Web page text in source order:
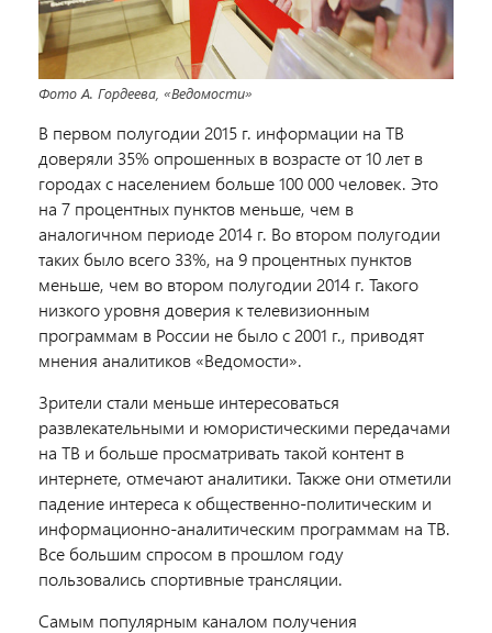
Фото А. Гордеева, «Ведомости»
В первом полугодии 2015 г. информации на ТВ
доверяли 35% опрошенных в возрасте от 10 лет в
городах с населением больше 100 000 человек. Это
на 7 процентных пунктов меньше, чем в
аналогичном периоде 2014 г. Во втором полугодии
таких было всего 33%, на 9 процентных пунктов
меньше, чем во втором полугодии 2014 г. Такого
низкого уровня доверия к телевизионным
программам в России не было с 2001 г., приводят
мнения аналитиков «Ведомости».
Зрители стали меньше интересоваться
развлекательными и юмористическими передачами
на ТВ и больше просматривать такой контент в
интернете, отмечают аналитики. Также они отметили
падение интереса к общественно-политическим и
информационно-аналитическим программам на ТВ.
Все большим спросом в прошлом году
пользовались спортивные трансляции.
Самым популярным каналом получения